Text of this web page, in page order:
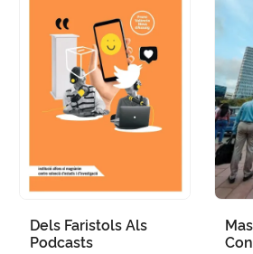
Dels Faristols Als
Podcasts